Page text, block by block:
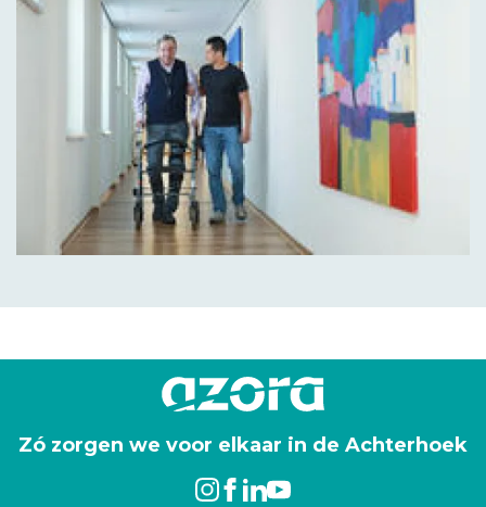
Zó zorgen we voor elkaar in de Achterhoek